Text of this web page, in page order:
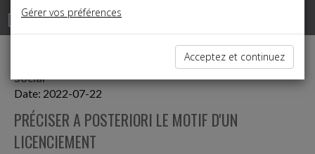
Dépêches
Social
Date: 2022-07-22
PRÉCISER A POSTERIORI LE MOTIF D'UN
LICENCIEMENT
Gérer vos préférences
Acceptez et continuez